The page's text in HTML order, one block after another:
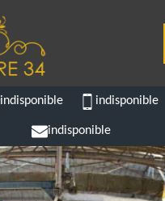
indisponible indisponible
indisponible